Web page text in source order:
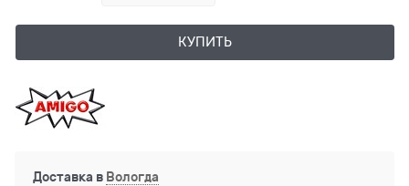
КУПИТЬ
Доставка в Вологда